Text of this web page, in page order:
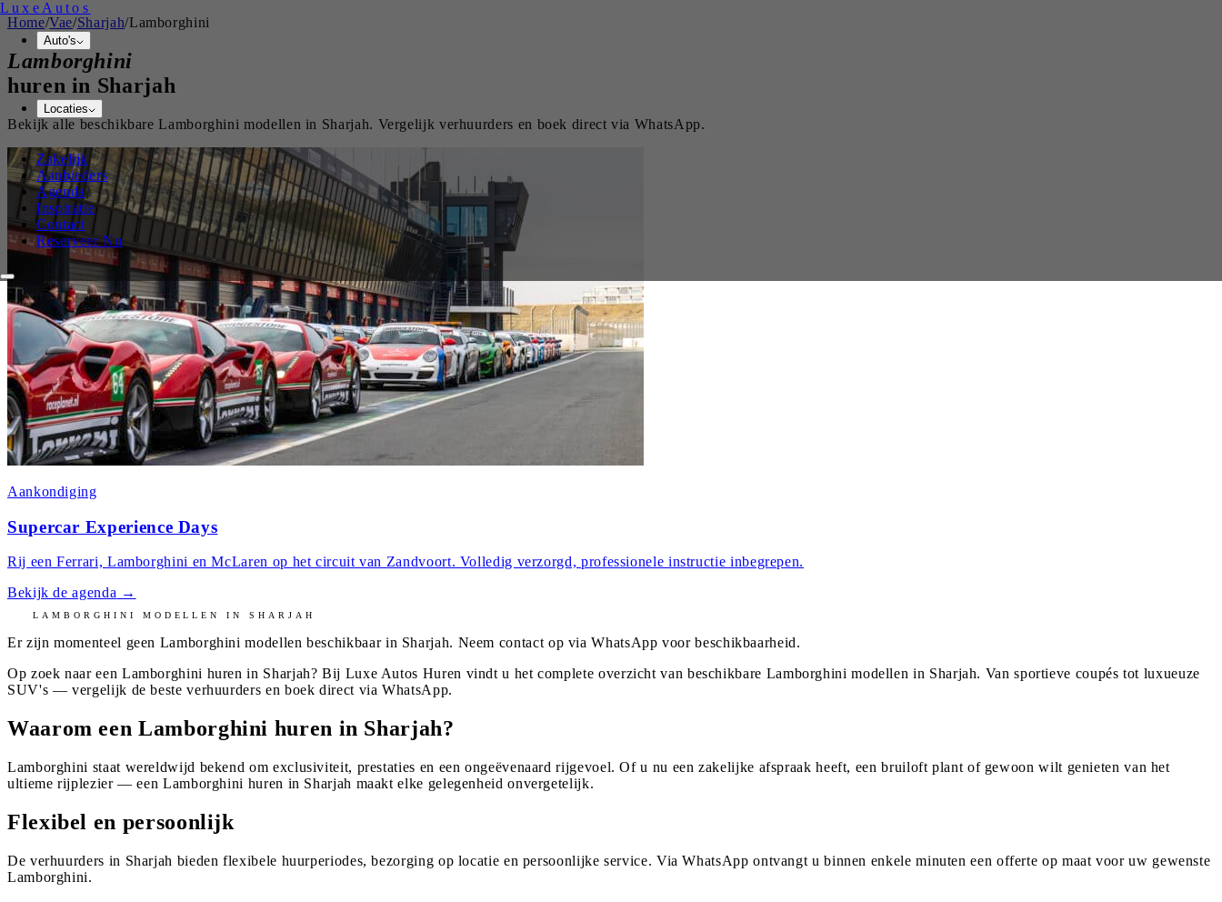
Luxe Autos
Auto's
Locaties
Zakelijk
Aanbieders
Agenda
Inspiratie
Contact
Reserveer Nu
Home/Vae/Sharjah/Lamborghini
Lamborghini
huren in Sharjah
Bekijk alle beschikbareLamborghini modellen in Sharjah. Vergelijk verhuurders en boek direct via WhatsApp.
Aankondiging
Supercar Experience Days
Rij een Ferrari, Lamborghini en McLaren op het circuit van Zandvoort. Volledig verzorgd, professionele instructie inbegrepen.
Bekijk de agenda →
LAMBORGHINI MODELLEN INSHARJAH
Er zijn momenteel geen Lamborghini modellen beschikbaar in Sharjah. Neem contact op via WhatsApp voor beschikbaarheid.
Op zoek naar een Lamborghini huren in Sharjah? Bij Luxe Autos Huren vindt u het complete overzicht van beschikbare Lamborghini modellen in Sharjah. Van sportieve coupés tot luxueuze
SUV's — vergelijk de beste verhuurders en boek direct via WhatsApp.
Waarom een Lamborghini huren in Sharjah?
Lamborghini staat wereldwijd bekend om exclusiviteit, prestaties en een ongeëvenaard rijgevoel. Of u nu een zakelijke afspraak heeft, een bruiloft plant of gewoon wilt genieten van het
ultieme rijplezier — een Lamborghini huren in Sharjah maakt elke gelegenheid onvergetelijk.
Flexibel en persoonlijk
De verhuurders in Sharjah bieden flexibele huurperiodes, bezorging op locatie en persoonlijke service. Via WhatsApp ontvangt u binnen enkele minuten een offerte op maat voor uw gewenste
Lamborghini.